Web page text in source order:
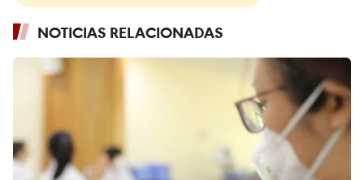
NOTICIAS RELACIONADAS